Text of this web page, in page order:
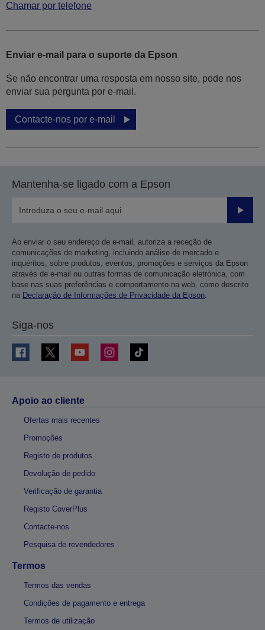
Chamar por telefone
Enviar e-mail para o suporte da Epson
Se não encontrar uma resposta em nosso site, pode nos
enviar sua pergunta por e-mail.
Contacte-nos por e-mail
Mantenha-se ligado com a Epson
Enviar
Ao enviar o seu endereço de e-mail, autoriza a receção de
comunicações de marketing, incluindo análise de mercado e
inquéritos, sobre produtos, eventos, promoções e serviços da Epson
através de e-mail ou outras formas de comunicação eletrónica, com
base nas suas preferências e comportamento na web, como descrito
na Declaração de Informações de Privacidade da Epson.
Siga-nos
Apoio ao cliente
Ofertas mais recentes
Promoções
Registo de produtos
Devolução de pedido
Verificação de garantia
Registo CoverPlus
Contacte-nos
Pesquisa de revendedores
Termos
Termos das vendas
Condições de pagamento e entrega
Termos de utilização